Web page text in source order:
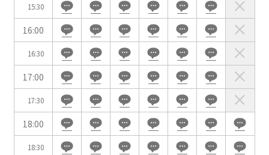
15:30
16:00
16:30
17:00
17:30
18:00
18:30
駅直結
天井高3.5ｍ以上
窓があり開放感のある
喫煙所あり
大型スクリーンあり
控室あり
4t車以上荷捌きあり
裏導線あり
時間貸し駐車場あり
専有回線(NURO)あり
用途で選ぶ
パーティ・懇親会
株主総会・IR